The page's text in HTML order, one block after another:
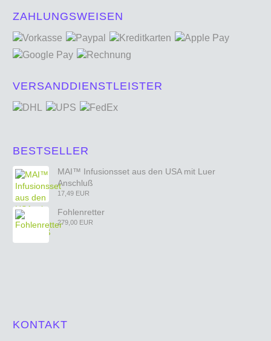
ZAHLUNGSWEISEN
VERSANDDIENSTLEISTER
BESTSELLER
MAI™ Infusionsset aus den USA mit Luer
Anschluß
17,49 EUR
Fohlenretter
279,00 EUR
KONTAKT